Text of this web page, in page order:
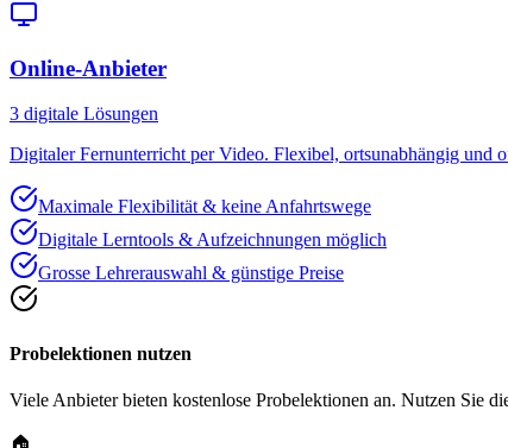
Online-Anbieter
3 digitale Lösungen
Digitaler Fernunterricht per Video. Flexibel, ortsunabhängig und
Maximale Flexibilität & keine Anfahrtswege
Digitale Lerntools & Aufzeichnungen möglich
Grosse Lehrerauswahl & günstige Preise
Probelektionen nutzen
Viele Anbieter bieten kostenlose Probelektionen an. Nutzen Sie
🏠